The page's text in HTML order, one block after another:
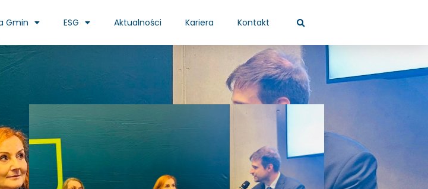
Gmin ESG Aktualności Kariera Kontakt